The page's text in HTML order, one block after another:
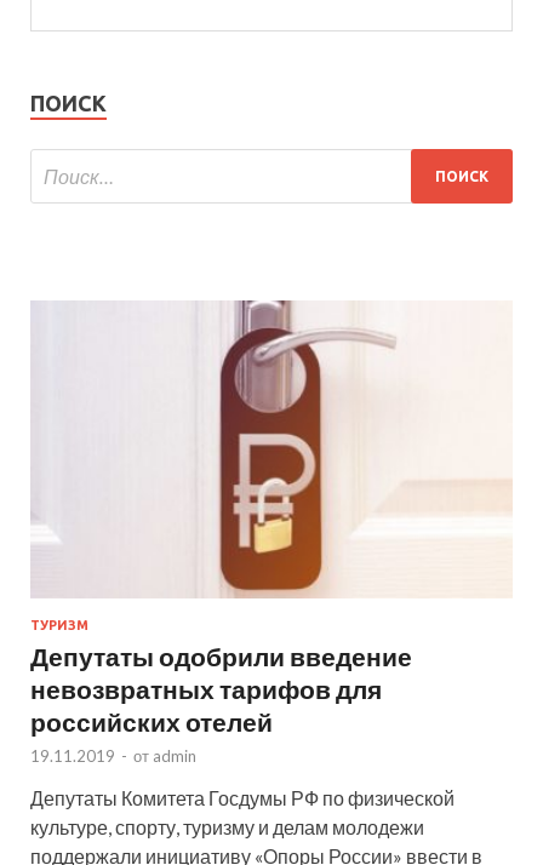
ПОИСК
ТУРИЗМ
Депутаты одобрили введение
невозвратных тарифов для
российских отелей
19.11.2019 - от admin
Депутаты Комитета Госдумы РФ по физической
культуре, спорту, туризму и делам молодежи
поддержали инициативу «Опоры России» ввести в